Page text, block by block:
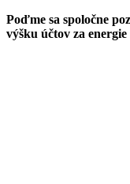
Poďme sa spoločne
výšku účtov za